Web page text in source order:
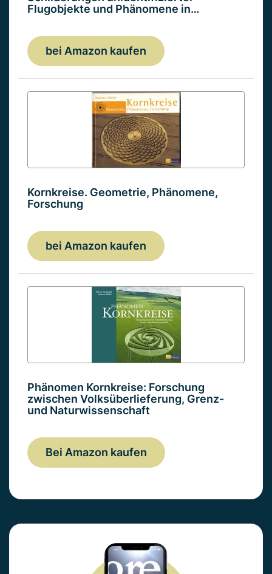
Flugobjekte und Phänomene in…
bei Amazon kaufen
Kornkreise. Geometrie, Phänomene,
Forschung
bei Amazon kaufen
Phänomen Kornkreise: Forschung
zwischen Volksüberlieferung, Grenz-
und Naturwissenschaft
Bei Amazon kaufen